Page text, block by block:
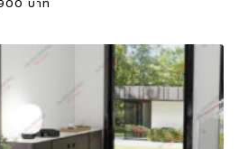
is:
14,900 ฿.